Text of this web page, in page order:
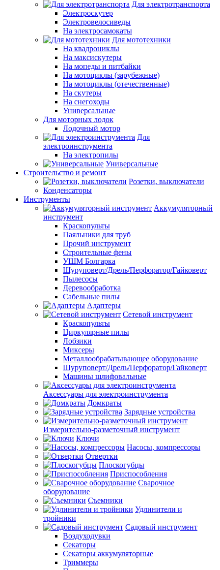
Для электротранспорта
Электроскутер
Электровелосиведы
На электросамокаты
Для мототехники
На квадроциклы
На максискутеры
На мопеды и питбайки
На мотоциклы (зарубежные)
На мотоциклы (отечественные)
На скутеры
На снегоходы
Универсальные
Для моторных лодок
Лодочный мотор
Для
электроинструмента
На электропилы
Универсальные
Строительство и ремонт
Розетки, выключатели
Конденсаторы
Инструменты
Аккумуляторный
инструмент
Краскопульты
Паяльники для труб
Прочий инструмент
Строительные фены
УШМ Болгарка
Шуруповерт/Дрель/Перфоратор/Гайковерт
Пылесосы
Деревообработка
Сабельные пилы
Адаптеры
Сетевой инструмент
Краскопульты
Циркулярные пилы
Лобзики
Миксеры
Металлообрабатывающее оборудование
Шуруповерт/Дрель/Перфоратор/Гайковерт
Машины шлифовальные
Аксессуары для электроинструмента
Домкраты
Зарядные устройства
Измерительно-разметочный инструмент
Ключи
Насосы, компрессоры
Отвертки
Плоскогубцы
Приспособления
Сварочное
оборудование
Съемники
Удлинители и
тройники
Садовый инструмент
Воздуходувки
Секаторы
Секаторы аккумуляторные
Триммеры